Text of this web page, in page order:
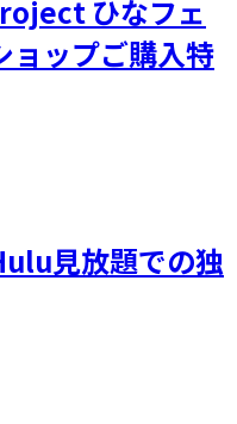
ひなフェ
ョップご購入特
見放題での独